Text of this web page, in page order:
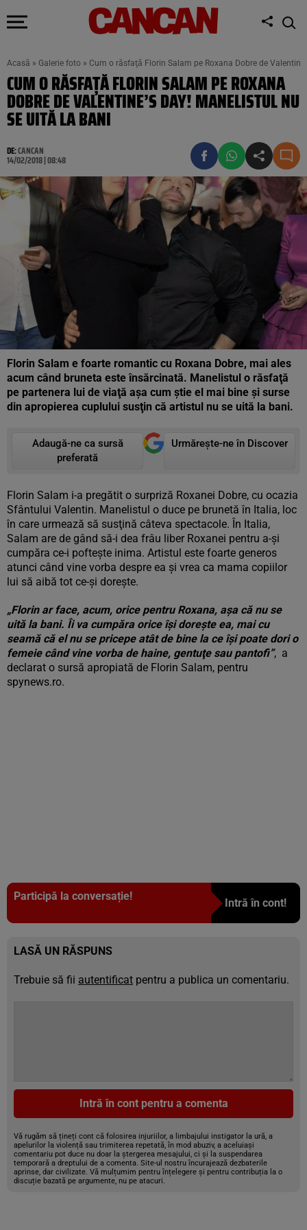
Acasă » Galerie foto » Cum o răsfaţă Florin Salam pe Roxana Dobre de
CUM O RĂSFAŢĂ FLORIN SALAM PE ROXANA
DOBRE DE VALENTINE’S DAY! MANELISTUL NU
SE UITĂ LA BANI
DE:CANCAN
14/02/2018 | 08:48
Florin Salam e foarte romantic cu Roxana Dobre, mai ales
acum când bruneta este însărcinată. Manelistul o răsfaţă
pe partenera lui de viaţă aşa cum ştie el mai bine şi surse
din apropierea cuplului susţin că artistul nu se uită la bani.
Adaugă-ne ca sursă
preferată
Urmărește-ne în Discover
Florin Salam i-a pregătit o surpriză Roxanei Dobre, cu ocazia
Sfântului Valentin. Manelistul o duce pe brunetă în Italia, loc
în care urmează să susţină câteva spectacole. În Italia,
Salam are de gând să-i dea frâu liber Roxanei pentru a-şi
cumpăra ce-i pofteşte inima. Artistul este foarte generos
atunci când vine vorba despre ea şi vrea ca mama copiilor
lui să aibă tot ce-şi doreşte.
„Florin ar face, acum, orice pentru Roxana, aşa că nu se
uită la bani. Îi va cumpăra orice îşi doreşte ea, mai cu
seamă că el nu se pricepe atât de bine la ce îşi poate dori o
femeie când vine vorba de haine, gentuţe sau pantofi”, a
declarat o sursă apropiată de Florin Salam, pentru
spynews.ro.
Participă la conversație!
Intră în cont!
LASĂ UN RĂSPUNS
Trebuie să fii autentificat pentru a publica un comentariu.
Intră în cont pentru a comenta
Vă rugăm să țineți cont că folosirea injuriilor, a limbajului instigator la ură, a
apelurilor la violență sau trimiterea repetată, în mod abuziv, a aceluiași
comentariu pot duce nu doar la ștergerea mesajului, ci și la suspendarea
temporară a dreptului de a comenta. Site-ul nostru încurajează dezbaterile
aprinse, dar civilizate. Vă mulțumim pentru înțelegere și pentru contribuția la o
discuție bazată pe argumente, nu pe atacuri.